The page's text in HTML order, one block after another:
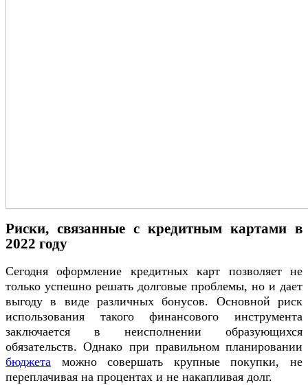
Риски, связанные с кредитным картами в
2022 году
Сегодня оформление кредитных карт позволяет не
только успешно решать долговые проблемы, но и дает
выгоду в виде различных бонусов. Основной риск
использования такого финансового инструмента
заключается в неисполнении образующихся
обязательств. Однако при правильном планировании
бюджета можно совершать крупные покупки, не
переплачивая на процентах и не накапливая долг.